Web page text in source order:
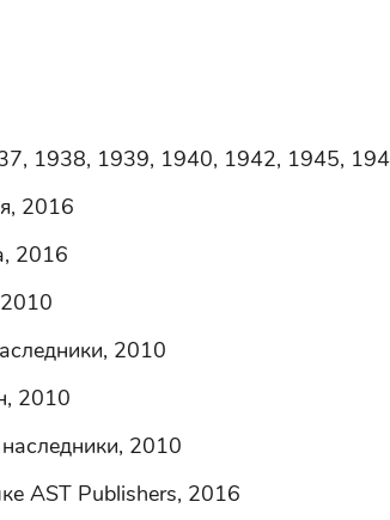
1938, 1939, 1940, 1942, 1945,
2016
2016
2010
2010
2010
AST Publishers, 2016